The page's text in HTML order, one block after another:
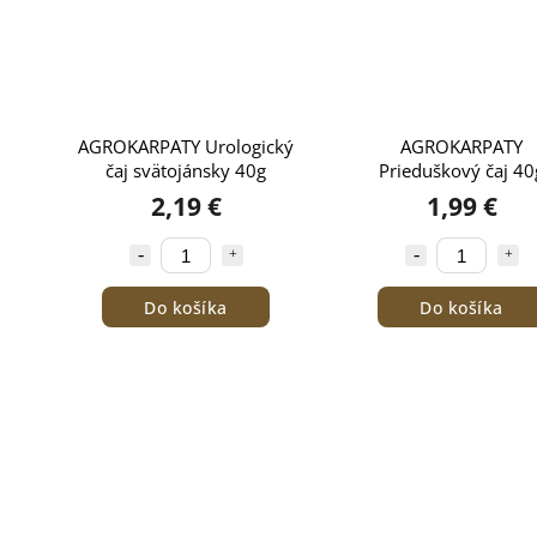
AGROKARPATY Urologický
čaj svätojánsky 40g
2,19 €
Do košíka
AGROKARPATY
Prieduškový čaj
1,99 €
Do košíka